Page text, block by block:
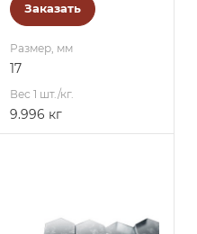
Заказать
Размер, мм
17
Вес 1 шт./кг.
9.996 кг